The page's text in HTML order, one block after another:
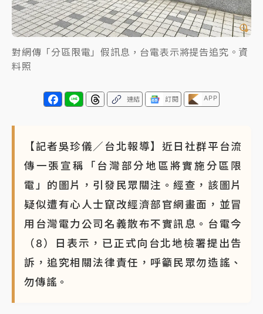
對網傳「分區限電」假訊息，台電表示將提告追究。資
料照
連結 訂閱 APP
【記者吳珍儀／台北報導】近日社群平台流
傳一張宣稱「台灣部分地區將實施分區限
電」的圖片，引發民眾關注。經查，該圖片
疑似遭有心人士竄改經濟部官網畫面，並冒
用台灣電力公司名義散布不實訊息。台電今
（8）日表示，已正式向台北地檢署提出告
訴，追究相關法律責任，呼籲民眾勿造謠、
勿傳謠。